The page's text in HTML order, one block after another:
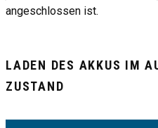
angeschlossen ist.
LADEN DES AKKUS IM
ZUSTAND